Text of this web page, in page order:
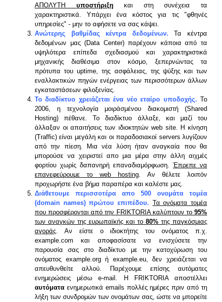
ΑΠΟΛΥΤΗ υποστήριξηκαι στη συνέχεια τα
χαρακτηριστικά. Υπάρχει ένα κόστος για τις "φθηνές
υπηρεσίες" - μην το αφήσετε να σας κάψει.
Ανώτερης βαθμίδας κέντρα δεδομένων.
Τα κέντρα
δεδομένων μας (Data Center) παρέχουν κάποια από τα
υψηλότερα επίπεδα σχεδιασμού και χαρακτηριστικά
μηχανικής διαθέσιμα στον κόσμο, ξεπερνώντας τα
πρότυπα του uptime, της ασφάλειας, της ψύξης και των
εναλλακτικών πηγών ενέργειας των περισσότερων άλλων
εγκαταστάσεων φιλοξενίας.
Το διαδίκτυο χρειάζεται ένα νέο εταίρο υποδοχής. Το
2006, η τεχνολογία μοιράσμένου διακομιστή (Shared
Hosting) πέθανε. Το διαδίκτυο άλλαξε, και μαζί του
άλλαξαν οι απαιτήσεις των ιδιοκτητών web site. Η κίνηση
(Traffic) είναι μεγάλη και οι παραδοσιακοί servers λυγίζουν
από την πίεση. Μια νέα λύση ήταν αναγκαία που θα
μπορούσε να χειριστεί απο μια μέρα στην άλλη αιχμές
φορτίου χωρίς δαπανηρή επαναδιαμόρφωση. Έπρεπε να
επανεφεύρουμε το web hosting. Αν θέλετε λοιπόν
προχωρήστε ένα βήμα παραπέρα και καλέστε μας.
Διάθετουμε περισσοτέρα απο 500 ονομάτα τομέα
(domain names) πρώτου επιπέδου. Τα ονόματα τομέα
που προσφέρονται από την FRIKTORIA καλύπτουν το 95%
των αναγκών της ευρωπαϊκής και το 80% της παγκόσμιας
αγοράς. Αν είστε ο ιδιοκτήτης του ονόματος π.χ.
example.com και αποφασίσατε να ενισχύσετε την
παρουσία σας στο διαδίκτυο με την κατοχύρωση του
ονόματος example.org ή example.eu, δεν χρειάζεται να
απευθυνθείτε αλλού. Παρέχουμε επίσης αυτόματες
ενημερώσεις μέσω e-mail. H FRIKTORIA αποστέλλει
αυτόματα ενημερωτικά emails πολλές ημέρες πριν από τη
λήξη των συνδρομών των ονομάτων σας, ώστε να μπορείτε